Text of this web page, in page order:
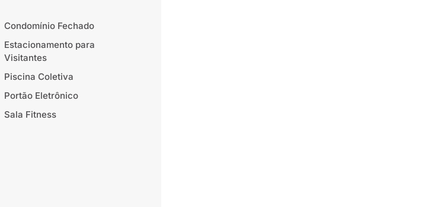
Condomínio Fechado
Estacionamento para
Visitantes
Piscina Coletiva
Portão Eletrônico
Sala Fitness